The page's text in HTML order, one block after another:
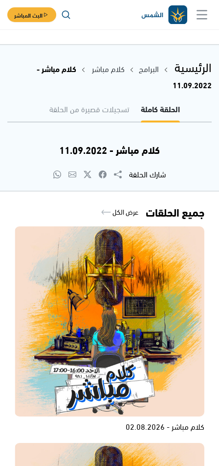
البث المباشر
الرئيسية البرامج كلام مباشر
كلام مباشر -
11.09.2022
الحلقة كاملة
تسجيلات قصيرة من الحلقة
كلام مباشر - 11.09.2022
شارك الحلقة
جميع الحلقات عرض الكل
كلام مباشر - 02.08.2026